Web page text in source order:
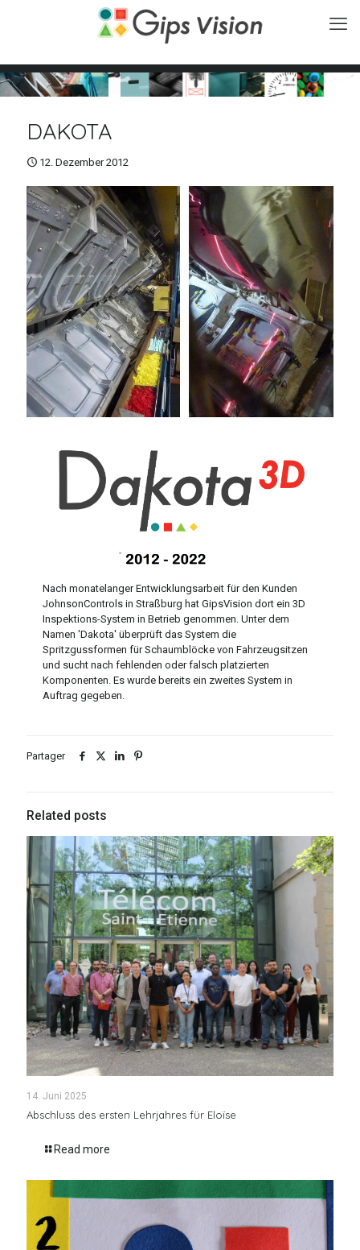
DAKOTA
12. Dezember 2012
Nach monatelanger Entwicklungsarbeit für den Kunden
JohnsonControls in Straßburg hat GipsVision dort ein 3D
Inspektions-System in Betrieb genommen. Unter dem
Namen 'Dakota' überprüft das System die
Spritzgussformen für Schaumblöcke von Fahrzeugsitzen
und sucht nach fehlenden oder falsch platzierten
Komponenten. Es wurde bereits ein zweites System in
Auftrag gegeben.
Partager
Related posts
14. Juni 2025
Abschluss des ersten Lehrjahres für Eloïse
Read more